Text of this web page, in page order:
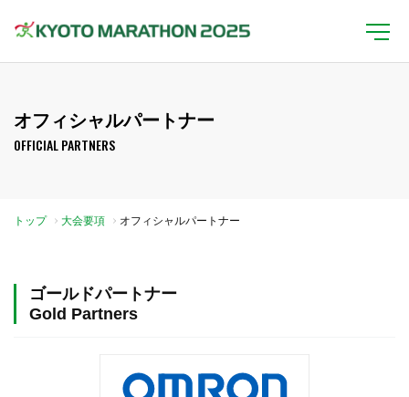
オフィシャルパートナー
OFFICIAL PARTNERS
トップ 大会要項 オフィシャルパートナー
ゴールドパートナー
Gold Partners